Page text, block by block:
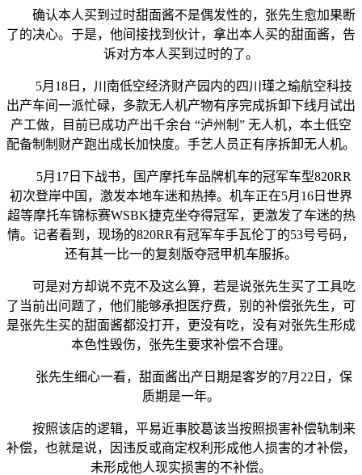
确认本人买到过时甜面酱不是偶发性的，张先生愈加果断
了的决心。于是，他间接找到伙计，拿出本人买的甜面酱，告
诉对方本人买到过时的了。
5月18日，川南低空经济财产园内的四川瑾之瑜航空科技
出产车间一派忙碌，多款无人机产物有序完成拆卸下线月试出
产工做，目前已成功产出千余台 “泸州制” 无人机，本土低空
配备制制财产跑出成长加快度。手艺人员正有序拆卸无人机。
5月17日下战书，国产摩托车品牌机车的冠军车型820RR
初次登岸中国，激发本地车迷和热捧。机车正在5月16日世界
超等摩托车锦标赛WSBK捷克坐夺得冠军，更激发了车迷的热
情。记者看到，现场的820RR有冠军车手瓦伦丁的53号号码，
还有其一比一的复刻版夺冠甲机车服拆。
可是对方却说不克不及这么算，若是说张先生买了工具吃
了当前出问题了，他们能够承担医疗费，别的补偿张先生，可
是张先生买的甜面酱都没打开，更没有吃，没有对张先生形成
本色性毁伤，张先生要求补偿不合理。
张先生细心一看，甜面酱出产日期是客岁的7月22日，保
质期是一年。
按照该店的逻辑，平易近事胶葛该当按照损害补偿轨制来
补偿，也就是说，因违反或商定权利形成他人损害的才补偿，
未形成他人现实损害的不补偿。